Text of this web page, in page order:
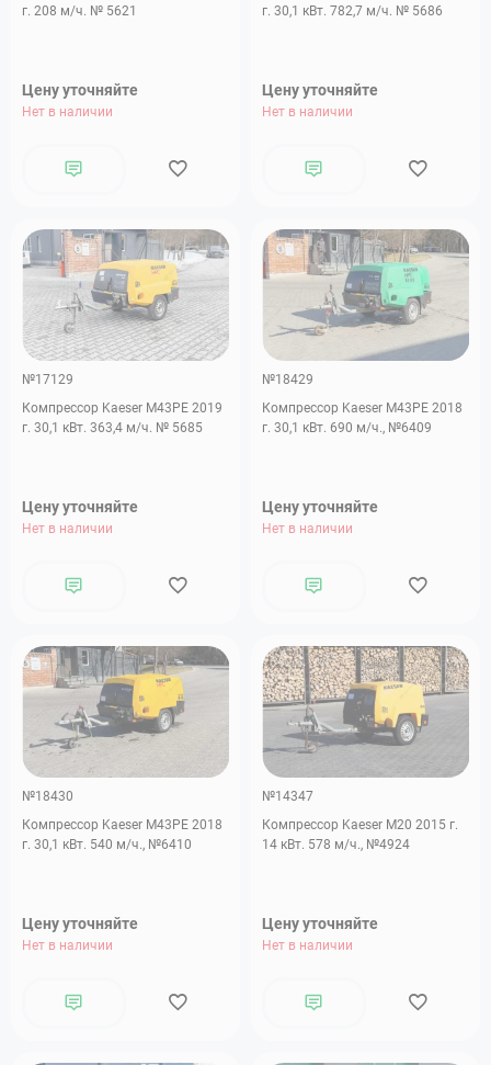
г. 208 м/ч. № 5621
Цену уточняйте
Нет в наличии
г. 30,1 кВт. 782,7 м/ч. № 5686
Цену уточняйте
Нет в наличии
№17129
Компрессор Kaeser M43PE 2019
г. 30,1 кВт. 363,4 м/ч. № 5685
Цену уточняйте
Нет в наличии
№18429
Компрессор Kaeser M43PE 2018
г. 30,1 кВт. 690 м/ч., №6409
Цену уточняйте
Нет в наличии
№18430
Компрессор Kaeser M43PE 2018
г. 30,1 кВт. 540 м/ч., №6410
Цену уточняйте
Нет в наличии
№14347
Компрессор Kaeser M20 2015 г.
14 кВт. 578 м/ч., №4924
Цену уточняйте
Нет в наличии